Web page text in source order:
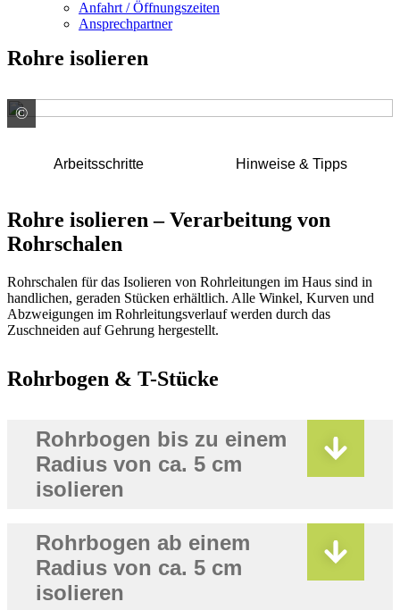
Anfahrt / Öffnungszeiten
Ansprechpartner
Rohre isolieren
© colourbox.de
Arbeitsschritte Hinweise & Tipps
Rohre isolieren – Verarbeitung von
Rohrschalen
Rohrschalen für das Isolieren von Rohrleitungen im Haus sind in
handlichen, geraden Stücken erhältlich. Alle Winkel, Kurven und
Abzweigungen im Rohrleitungsverlauf werden durch das
Zuschneiden auf Gehrung hergestellt.
Rohrbogen & T-Stücke
Rohrbogen bis zu einem
Radius von ca. 5 cm
isolieren
Rohrbogen ab einem
Radius von ca. 5 cm
isolieren